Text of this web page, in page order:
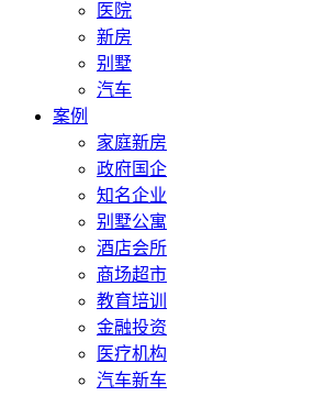
医院
新房
别墅
汽车
案例
家庭新房
政府国企
知名企业
别墅公寓
酒店会所
商场超市
教育培训
金融投资
医疗机构
汽车新车